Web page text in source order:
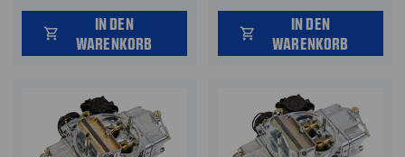
shopping_cart
IN DEN
WARENKORB
shopping_cart
IN DEN
WARENKORB